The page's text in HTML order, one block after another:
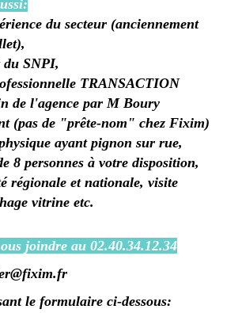
du secteur (anciennement
du SNPI,
TRANSACTION
de l'agence par M Boury
(pas de "prête-nom" chez Fixim)
ayant pignon sur rue,
8 personnes à votre disposition,
régionale et nationale, visite
vitrine etc.
joindre au 02.40.34.12.34
le formulaire ci-dessous: